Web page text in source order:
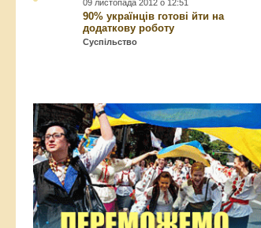
09 листопада 2012 о 12:51
90% українців готові йти на
додаткову роботу
Суспільство